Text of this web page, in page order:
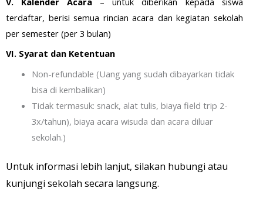
terdaftar, berisi semua rincian acara dan kegiatan sekolah
per semester (per 3 bulan)
VI. Syarat dan Ketentuan
Non-refundable (Uang yang sudah dibayarkan tidak
bisa di kembalikan)
Tidak termasuk: snack, alat tulis, biaya field trip 2-
3x/tahun), biaya acara wisuda dan acara diluar
sekolah.)
Untuk informasi lebih lanjut, silakan hubungi atau
kunjungi sekolah secara langsung.